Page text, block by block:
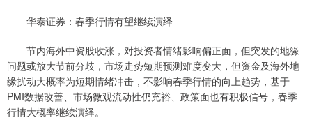
华泰证券：春季行情有望继续演绎
节内海外中资股收涨，对投资者情绪影响偏正面，但突发的地缘
问题或放大节前分歧，市场走势短期预测难度变大，但资金及海外地
缘扰动大概率为短期情绪冲击，不影响春季行情的向上趋势，基于
PMI数据改善、市场微观流动性仍充裕、政策面也有积极信号，春季
行情大概率继续演绎。